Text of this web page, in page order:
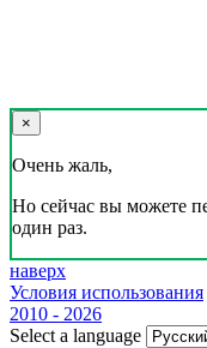
×
Очень жаль,
Но сейчас вы можете
один раз.
наверх
Условия использования
2010 - 2026
Select a language